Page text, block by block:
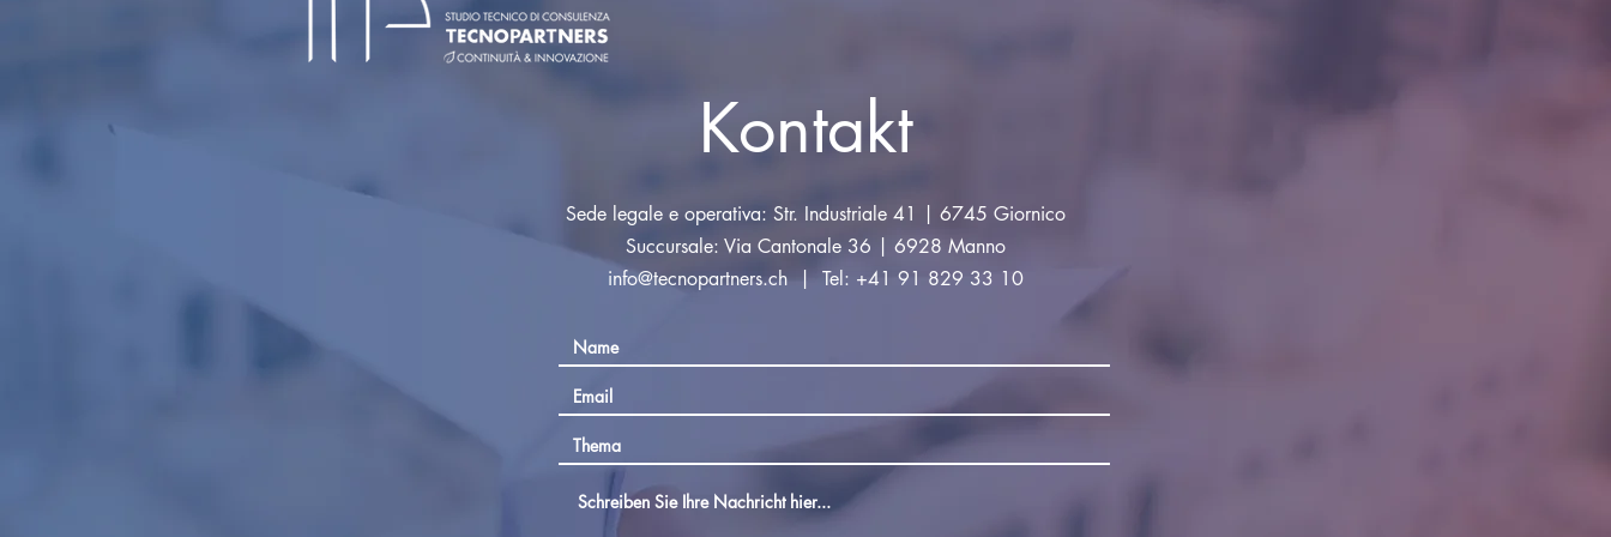
Kontakt
Sede legale e operativa: Str. Industriale 41 | 6745 Giornico
Succursale: Via Cantonale 36 | 6928 Manno
info@tecnopartners.ch| Tel: +41 91 829 33 10